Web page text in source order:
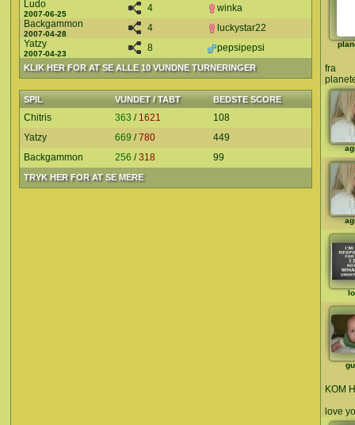
KLIK HER FOR AT SE ALLE 10 VUNDNE TURNERINGER
Ludo
2007-06-25
4
winka
Backgammon
2007-04-28
4
luckystar22
Yatzy
2007-04-23
8 pepsipepsi
SPIL VUNDET / TABT BEDSTE SCORE
TRYK HER FOR AT SE MERE
Chitris 363 / 1621
108
Yatzy
669 /780
449
Backgammon
256 /318 99
fra
KOM
love